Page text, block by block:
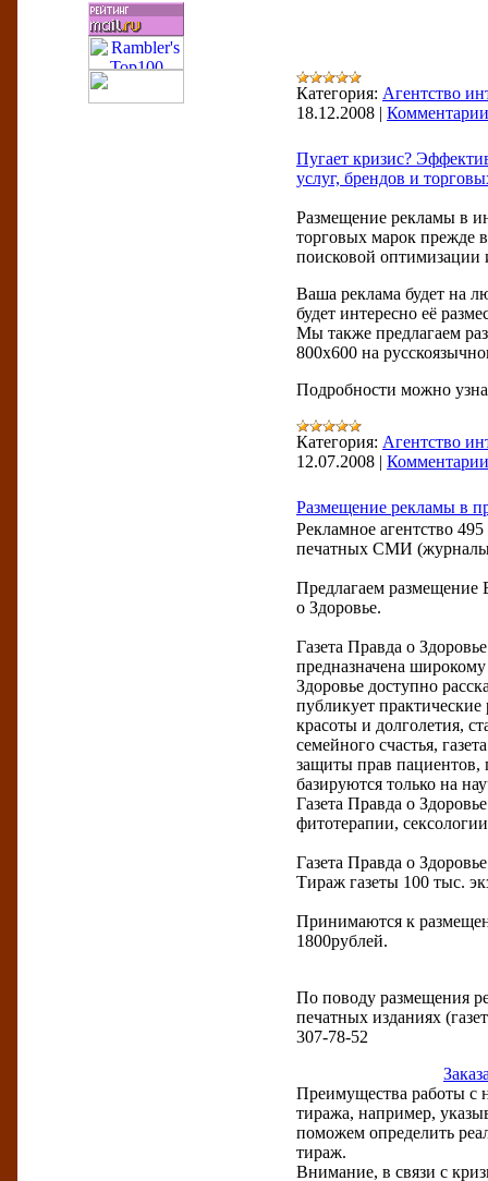
Категория: Агентство
18.12.2008 |
Пугает кризис?
услуг, брендов и
Размещение рекламы в
торговых марок прежде
поисковой оптимизации
Ваша реклама будет на
будет интересно её
Мы также предлагаем
800x600 на
Подробности можно
Категория: Агентство
12.07.2008 |
Размещение рекламы в
Рекламное агентство
печатных СМИ (журналы,
Предлагаем размещение
о Здоровье.
Газета Правда о
предназначена
Здоровье доступно
публикует
красоты и долголетия,
семейного счастья,
защиты прав пациентов,
базируются только на
Газета Правда о
фитотерапии,
Газета Правда о
Тираж газеты 100 тыс.
Принимаются к
1800рублей.
По поводу размещения
печатных изданиях
307-78-52
Преимущества работы с
тиража, например,
поможем определить
тираж.
Внимание, в связи с